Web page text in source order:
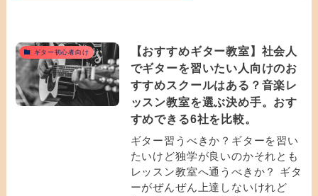
ギター初心者向け
【おすすめギター教室】社会人
でギターを習いたい人向けのお
すすめスクールはある？音楽レ
ッスン教室を選ぶ決め手。おす
すめできる6社を比較。
ギター習うべきか？ギターを習い
たいけど独学が良いのかそれとも
レッスン教室へ通うべきか？ ギタ
ーがぜんぜん上達しないけれど